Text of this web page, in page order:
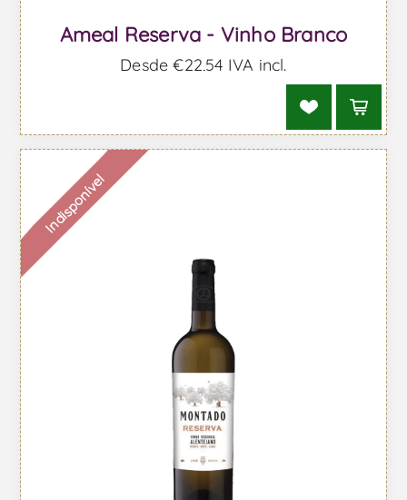
Ameal Reserva - Vinho Branco
Desde €22,54 IVA incl.
Indisponível